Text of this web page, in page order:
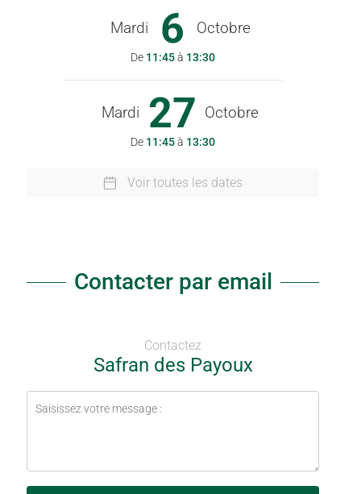
Mardi 6 Octobre
De 11:45à 13:30
Mardi 27 Octobre
De 11:45à 13:30
Voir toutes les dates
Contacter par email
Contactez
Safran des Payoux